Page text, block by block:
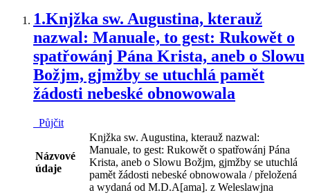
1.Knjžka sw. Augustina, kterauž
nazwal: Manuale, to gest: Rukowět o
spatřowánj Pána Krista, aneb o Slowu
Božjm, gjmžby se utuchlá pamět
žádosti nebeské obnowowala
Půjčit
Názvové
údaje
Knjžka sw. Augustina, kterauž nazwal:
Manuale, to gest: Rukowět o spatřowánj Pána
Krista, aneb o Slowu Božjm, gjmžby se utuchlá
pamět žádosti nebeské obnowowala / přeložená
a wydaná od M.D.A[ama]. z Weleslawjna